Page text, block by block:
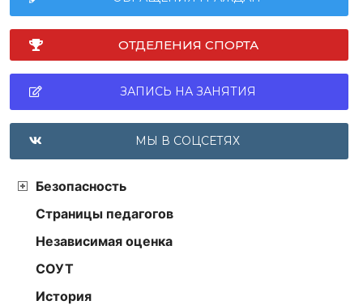
ОТДЕЛЕНИЯ СПОРТА
ЗАПИСЬ НА ЗАНЯТИЯ
МЫ В СОЦСЕТЯХ
Безопасность
Страницы педагогов
Независимая оценка
СОУТ
История